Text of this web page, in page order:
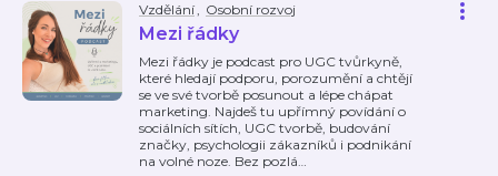
Vzdělání, Osobní rozvoj
Mezi řádky
Mezi řádky je podcast pro UGC tvůrkyně,
které hledají podporu, porozumění a chtějí
se ve své tvorbě posunout a lépe chápat
marketing. Najdeš tu upřímný povídání o
sociálních sítích, UGC tvorbě, budování
značky, psychologii zákazníků i podnikání
na volné noze. Bez pozlá…